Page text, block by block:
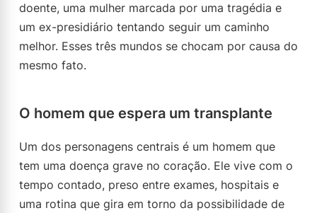
doente, uma mulher marcada por uma tragédia e
um ex-presidiário tentando seguir um caminho
melhor. Esses três mundos se chocam por causa do
mesmo fato.
O homem que espera um transplante
Um dos personagens centrais é um homem que
tem uma doença grave no coração. Ele vive com o
tempo contado, preso entre exames, hospitais e
uma rotina que gira em torno da possibilidade de